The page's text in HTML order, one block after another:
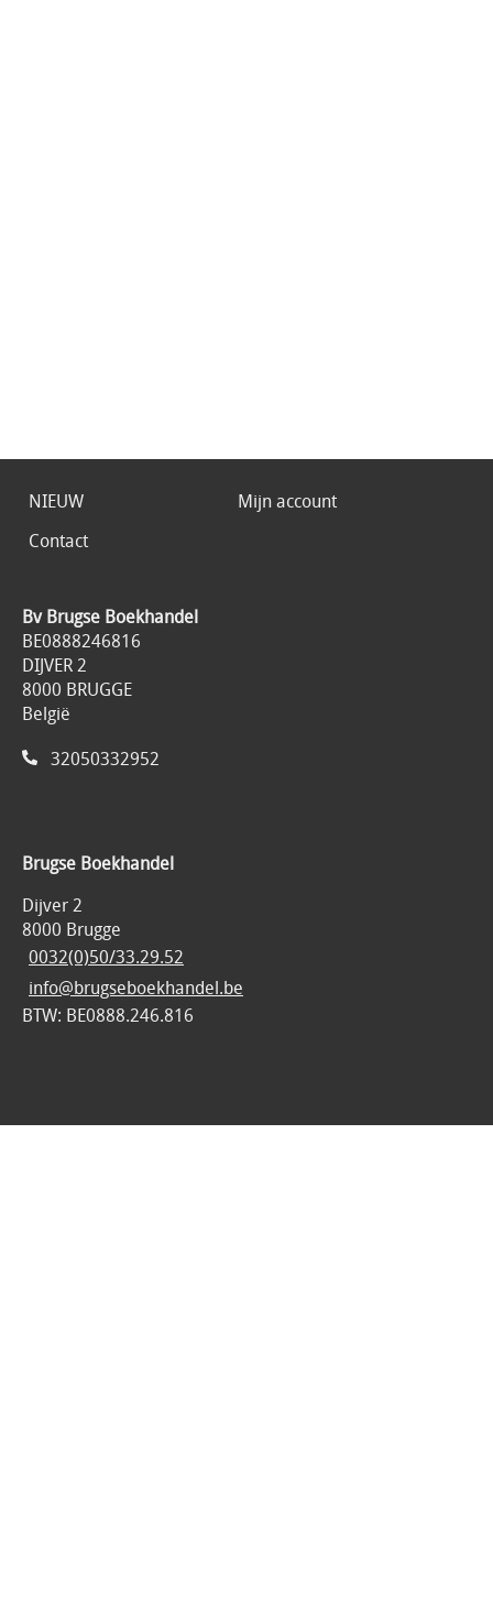
NIEUW
Mijn account
Contact
Bv Brugse Boekhandel
BE0888246816
DIJVER 2
8000 BRUGGE
België
32050332952
Brugse Boekhandel
Dijver 2
8000 Brugge
0032(0)50/33.29.52
info@brugseboekhandel.be
BTW: BE0888.246.816